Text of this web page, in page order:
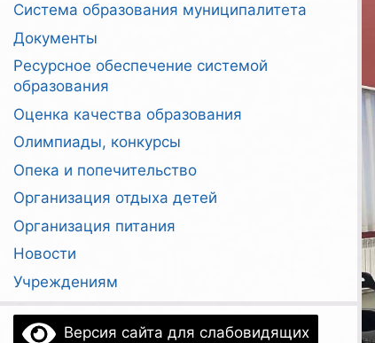
Система образования муниципалитета
Документы
Ресурсное обеспечение системой
образования
Оценка качества образования
Олимпиады, конкурсы
Опека и попечительство
Организация отдыха детей
Организация питания
Новости
Учреждениям
Версия сайта для слабовидящих